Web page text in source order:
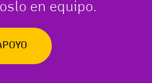
en equipo.